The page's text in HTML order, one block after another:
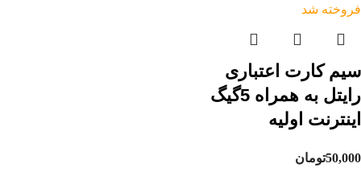
فروخته شد
سیم کارت اعتباری
رایتل به همراه 5گیگ
اینترنت اولیه
50,000تومان